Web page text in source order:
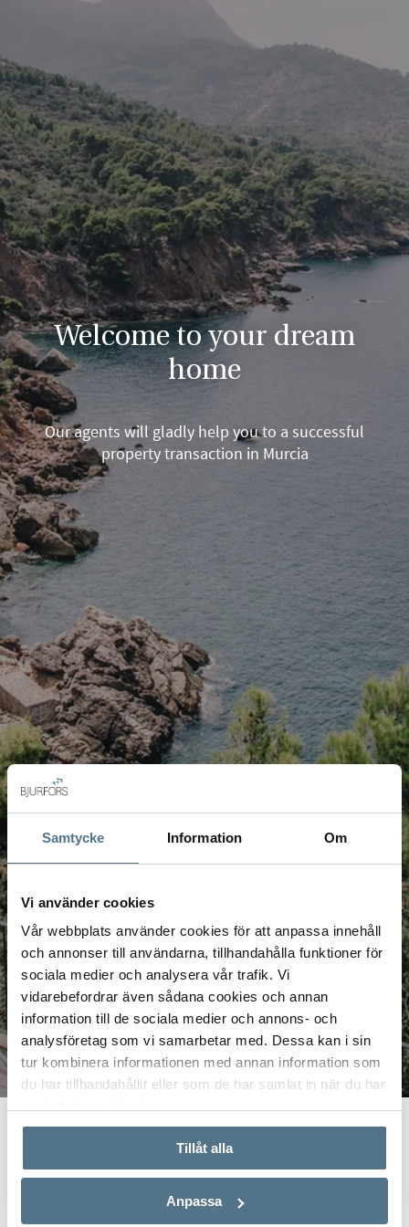
Samtycke Information Om
Vi använder cookies
Vår webbplats använder cookies för att anpassa innehåll
och annonser till användarna, tillhandahålla funktioner för
sociala medier och analysera vår trafik. Vi
vidarebefordrar även sådana cookies och annan
information till de sociala medier och annons- och
analysföretag som vi samarbetar med. Dessa kan i sin
tur kombinera informationen med annan information som
du har tillhandahållit eller som de har samlat in när du har
Tillåt alla
Anpassa
Welcome to your dream
home
Our agents will gladly help you to a successful
property transaction in Murcia
Start Real Estate Murcia
Estate Agent in Murcia